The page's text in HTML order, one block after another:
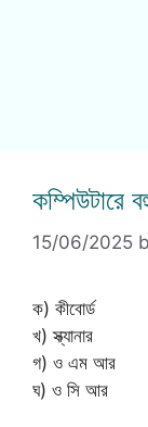
কম্পিউটারে
15/06/2025
ক) কীবোর্ড
খ) স্ক্যানার
গ) ও এম আর
ঘ) ও সি আর